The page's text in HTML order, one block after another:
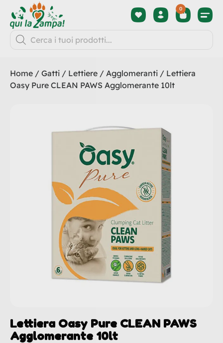
0
Home / Gatti / Lettiere / Agglomeranti / Lettiera
Oasy Pure CLEAN PAWS Agglomerante 10lt
Lettiera Oasy Pure CLEAN PAWS
Agglomerante 10lt